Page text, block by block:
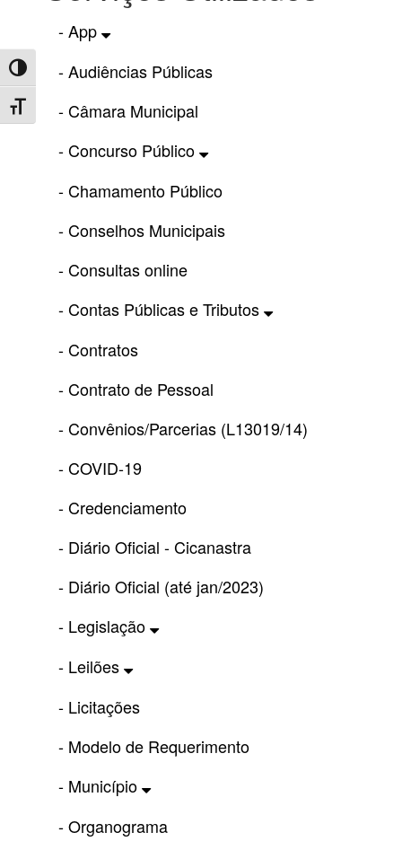
Toggle High Contrast
Toggle Font size
- App
- Audiências Públicas
- Câmara Municipal
- Concurso Público
- Chamamento Público
- Conselhos Municipais
- Consultas online
- Contas Públicas e Tributos
- Contratos
- Contrato de Pessoal
- Convênios/Parcerias (L13019/14)
- COVID-19
- Credenciamento
- Diário Oficial - Cicanastra
- Diário Oficial (até jan/2023)
- Legislação
- Leilões
- Licitações
- Modelo de Requerimento
- Município
- Organograma